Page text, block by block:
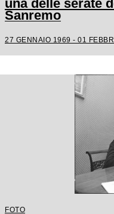
una delle serate
Sanremo
27 GENNAIO 1969 - 01
FOTO